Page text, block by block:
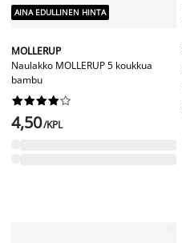
AINA EDULLINEN HINTA
MOLLERUP
Naulakko MOLLERUP 5 koukkua
bambu






4,50/KPL